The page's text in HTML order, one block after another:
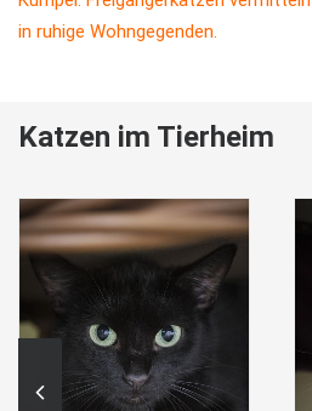
in ruhige Wohngegenden.
Katzen im Tierheim